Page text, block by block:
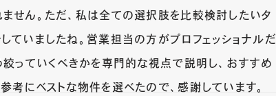
せん。ただ、私は全ての選択肢を比較検討したいタ
ていましたね。営業担当の方がプロフェッショナルだ
っていくべきかを専門的な視点で説明し、おすすめ
考にベストな物件を選べたので、感謝しています。